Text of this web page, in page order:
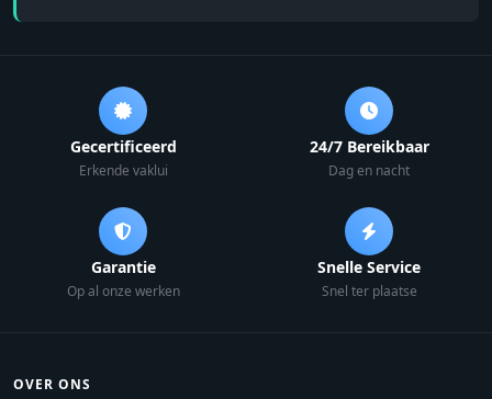
Gecertificeerd
Erkende vaklui
24/7 Bereikbaar
Dag en nacht
Garantie
Op al onze werken
Snelle Service
Snel ter plaatse
OVER ONS